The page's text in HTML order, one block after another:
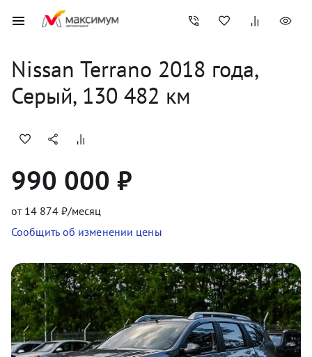
Nissan Terrano 2018
года,
Серый, 130 482 км
990 000 ₽
от 14 874 ₽/месяц
Сообщить об изменении цены